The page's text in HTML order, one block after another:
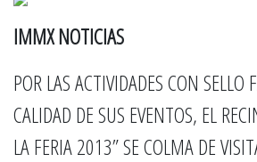
IMMX NOTICIAS
POR LAS ACTIVIDADES CON SELLO
CALIDAD DE SUS EVENTOS, EL
LA FERIA 2013” SE COLMA DE